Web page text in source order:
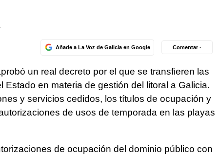
Añade a La Voz de Galicia en Google Comentar ·
un real decreto por el que se transfieren las
Estado en materia de gestión del litoral a Galicia.
y servicios cedidos, los títulos de ocupación y
de usos de temporada en las playas
de ocupación del dominio público con